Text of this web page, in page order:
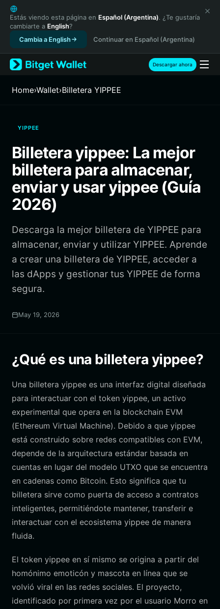
English
日本語
Tiếng Việt
Русский
Español (Latinoamérica)
Türkçe
Français
繁體中文
Bahasa Indonesia
ภาษาไทย
Español
Português (Brasil)
Estás viendo esta página en Español (Argentina). ¿Te gustaría
cambiarte a English?
Cambia a English
Continuar en Español (Argentina)
Descargar ahora
Home›Wallet›Billetera YIPPEE
YIPPEE
Billetera yippee: La mejor
billetera para almacenar,
enviar y usar yippee (Guía
2026)
Descarga la mejor billetera de YIPPEE para
almacenar, enviar y utilizar YIPPEE. Aprende
a crear una billetera de YIPPEE, acceder a
las dApps y gestionar tus YIPPEE de forma
segura.
May 19, 2026
¿Qué es una billetera yippee?
Una billetera yippee es una interfaz digital diseñada
para interactuar con el token yippee, un activo
experimental que opera en la blockchain EVM
(Ethereum Virtual Machine). Debido a que yippee
está construido sobre redes compatibles con EVM,
depende de la arquitectura estándar basada en
cuentas en lugar del modelo UTXO que se encuentra
en cadenas como Bitcoin. Esto significa que tu
billetera sirve como puerta de acceso a contratos
inteligentes, permitiéndote mantener, transferir e
interactuar con el ecosistema yippee de manera
fluida.
El token yippee en sí mismo se origina a partir del
homónimo emoticón y mascota en línea que se
volvió viral en las redes sociales. El proyecto,
identificado por primera vez por el usuario Morro en